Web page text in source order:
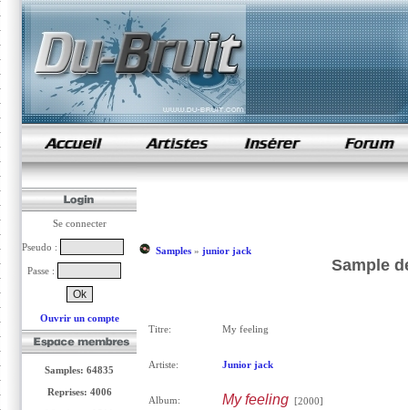
samples de rap
Se connecter
Pseudo :
Passe :
Ouvrir un compte
Samples: 64835
Reprises: 4006
Samples» junior jack
Sample
Titre: My feeling
Artiste: Junior jack
Album: My feeling[2000]